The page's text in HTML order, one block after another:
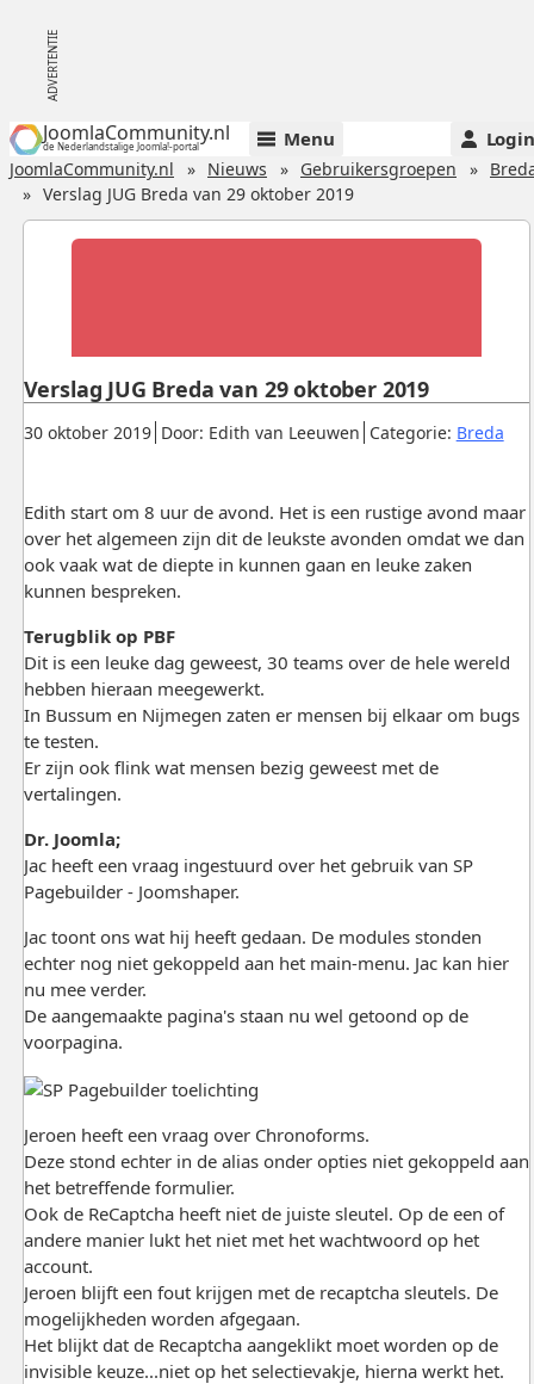
JoomlaCommunity.nl
de Nederlandstalige Joomla!-portal Menu Login
JoomlaCommunity.nl Nieuws Gebruikersgroepen
Verslag JUG Breda van 29 oktober 2019
Gepubliceerd:
30 oktober 2019. Door: Edith van Leeuwen. Categorie: Breda.
Verslag JUG Breda van 29 oktober 2019
Edith start om 8 uur de avond. Het is een rustige avond maar
over het algemeen zijn dit de leukste avonden omdat we dan
ook vaak wat de diepte in kunnen gaan en leuke zaken
kunnen bespreken.
Terugblik op PBF
Dit is een leuke dag geweest, 30 teams over de hele wereld
hebben hieraan meegewerkt.
In Bussum en Nijmegen zaten er mensen bij elkaar om bugs
te testen.
Er zijn ook flink wat mensen bezig geweest met de
vertalingen.
Dr. Joomla;
Jac heeft een vraag ingestuurd over het gebruik van SP
Pagebuilder - Joomshaper.
Jac toont ons wat hij heeft gedaan. De modules stonden
echter nog niet gekoppeld aan het main-menu. Jac kan hier
nu mee verder.
De aangemaakte pagina's staan nu wel getoond op de
voorpagina.
Jeroen heeft een vraag over Chronoforms.
Deze stond echter in de alias onder opties niet gekoppeld aan
het betreffende formulier.
Ook de ReCaptcha heeft niet de juiste sleutel. Op de een of
andere manier lukt het niet met het wachtwoord op het
account.
Jeroen blijft een fout krijgen met de recaptcha sleutels. De
mogelijkheden worden afgegaan.
Het blijkt dat de Recaptcha aangeklikt moet worden op de
invisible keuze...niet op het selectievakje, hierna werkt het.